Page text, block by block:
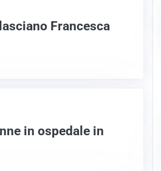
Francesca
in ospedale in